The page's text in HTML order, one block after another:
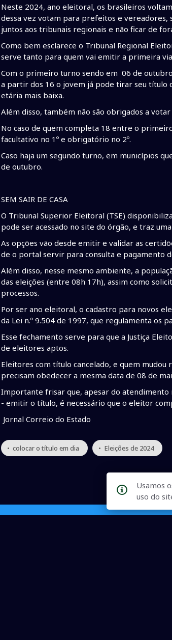
Neste 2024, ano eleitoral, os brasileiros
dessa vez votam para prefeitos e
juntos aos tribunais regionais e não ficar de
Como bem esclarece o Tribunal Regional
serve tanto para quem vai emitir a primeira
Com o primeiro turno sendo em 06 de
a partir dos 16 o jovem já pode tirar seu título
etária mais baixa.
Além disso, também não são obrigados a votar
No caso de quem completa 18 entre o
facultativo no 1º e obrigatório no 2º.
Caso haja um segundo turno, em municípios
de outubro.
SEM SAIR DE CASA
O Tribunal Superior Eleitoral (TSE)
pode ser acessado no site do órgão, e traz
As opções vão desde emitir e validar as
de o portal servir para consulta e pagamento
Além disso, nesse mesmo ambiente, a
das eleições (entre 08h 17h), assim como
processos.
Por ser ano eleitoral, o cadastro para novos
da Lei n.º 9.504 de 1997, que regulamenta os
Esse fechamento serve para que a Justiça
de eleitores aptos.
Eleitores com título cancelado, e quem
precisam obedecer a mesma data de 08 de
Importante frisar que, apesar do
- emitir o título, é necessário que o eleitor
Jornal Correio do Estado
• colocar o título em dia • Eleições de 2024
Usamos
uso do